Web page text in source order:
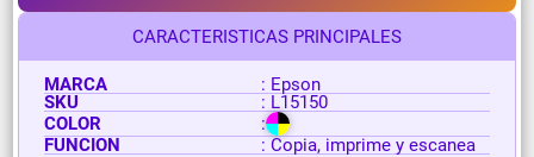
CARACTERISTICAS PRINCIPALES
MARCA
: Epson
SKU
: L15150
COLOR
:
FUNCION
: Copia, imprime y escanea